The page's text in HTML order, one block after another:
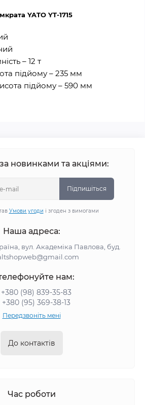
YATO YT-1715
– 12 т
підйому – 235 мм
підйому – 590 мм
новинками та акціями:
Підпишіться
Умови угоди і згоден з вимогами
Наша адреса:
вул. Академіка Павлова, буд.
нам:
+380 (98) 839-35-83
+380 (95) 369-38-13
Передзвоніть мені
До контактів
Час роботи